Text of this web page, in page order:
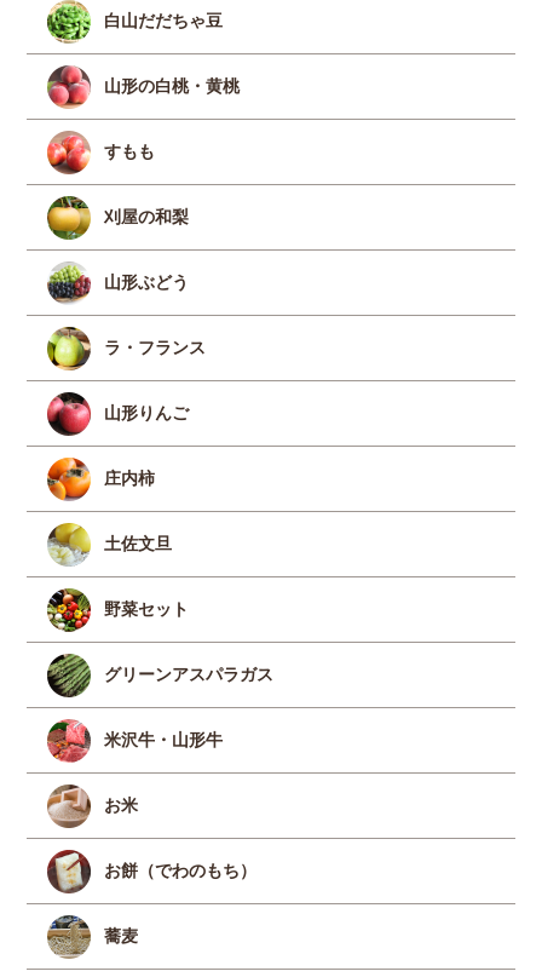
白山だだちゃ豆
山形の白桃・黄桃
すもも
刈屋の和梨
山形ぶどう
ラ・フランス
山形りんご
庄内柿
土佐文旦
野菜セット
グリーンアスパラガス
米沢牛・山形牛
お米
お餅（でわのもち）
蕎麦